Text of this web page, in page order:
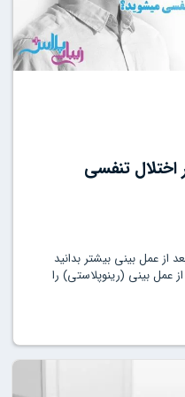
اختلال تنفسی
از عمل بینی بیشتر بدانید
عمل بینی (رینوپلاستی) را